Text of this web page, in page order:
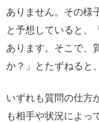
ありません。その様
と予想していると、
あります。そこで、
か？」とたずねると
いずれも質問の仕方
も相手や状況によっ